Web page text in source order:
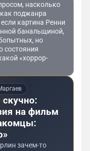
насколько
поджанра
картина Ренни
банальщиной,
но
состояния
«хоррор-
на фильм
зачем-то